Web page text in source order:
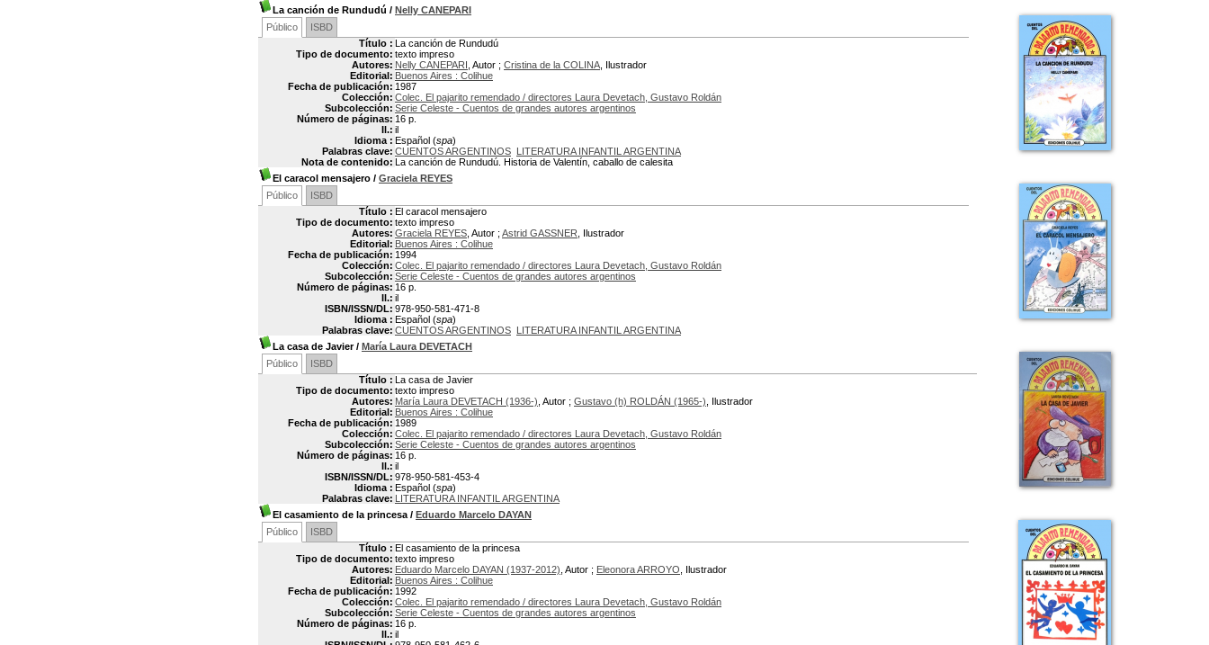
La canción de Rundudú / Nelly CANEPARI
Público
ISBD
Título : La canción de Rundudú
Tipo de documento: texto impreso
Autores: Nelly CANEPARI , Autor ; Cristina de la COLINA , Ilustrador
Editorial: Buenos Aires : Colihue
Fecha de publicación: 1987
Colección: Colec. El pajarito remendado / directores Laura Devetach, Gustavo Roldán
Subcolección: Serie Celeste - Cuentos de grandes autores argentinos
Número de páginas: 16 p.
Il.: il
Idioma : Español (spa)
Palabras clave: CUENTOS ARGENTINOS LITERATURA INFANTIL ARGENTINA
Nota de contenido: La canción de Rundudú. Historia de Valentín, caballo de calesita
El caracol mensajero / Graciela REYES
Público
ISBD
Título : El caracol mensajero
Tipo de documento: texto impreso
Autores: Graciela REYES , Autor ; Astrid GASSNER , Ilustrador
Editorial: Buenos Aires : Colihue
Fecha de publicación: 1994
Colección: Colec. El pajarito remendado / directores Laura Devetach, Gustavo Roldán
Subcolección: Serie Celeste - Cuentos de grandes autores argentinos
Número de páginas: 16 p.
Il.: il
ISBN/ISSN/DL: 978-950-581-471-8
Idioma : Español (spa)
Palabras clave: CUENTOS ARGENTINOS LITERATURA INFANTIL ARGENTINA
La casa de Javier/ María Laura DEVETACH
Público
ISBD
Título : La casa de Javier
Tipo de documento: texto impreso
Autores: María Laura DEVETACH (1936-) , Autor ; Gustavo (h) ROLDÁN (1965-) , Ilustrador
Editorial: Buenos Aires : Colihue
Fecha de publicación: 1989
Colección: Colec. El pajarito remendado / directores Laura Devetach, Gustavo Roldán
Subcolección: Serie Celeste - Cuentos de grandes autores argentinos
Número de páginas: 16 p.
Il.: il
ISBN/ISSN/DL: 978-950-581-453-4
Idioma : Español (spa)
Palabras clave: LITERATURA INFANTIL ARGENTINA
El casamiento de la princesa / Eduardo Marcelo DAYAN
Público
ISBD
Título : El casamiento de la princesa
Tipo de documento: texto impreso
Autores: Eduardo Marcelo DAYAN (1937-2012) , Autor ; Eleonora ARROYO , Ilustrador
Editorial: Buenos Aires : Colihue
Fecha de publicación: 1992
Colección: Colec. El pajarito remendado / directores Laura Devetach, Gustavo Roldán
Subcolección: Serie Celeste - Cuentos de grandes autores argentinos
Número de páginas: 16 p.
Il.: il